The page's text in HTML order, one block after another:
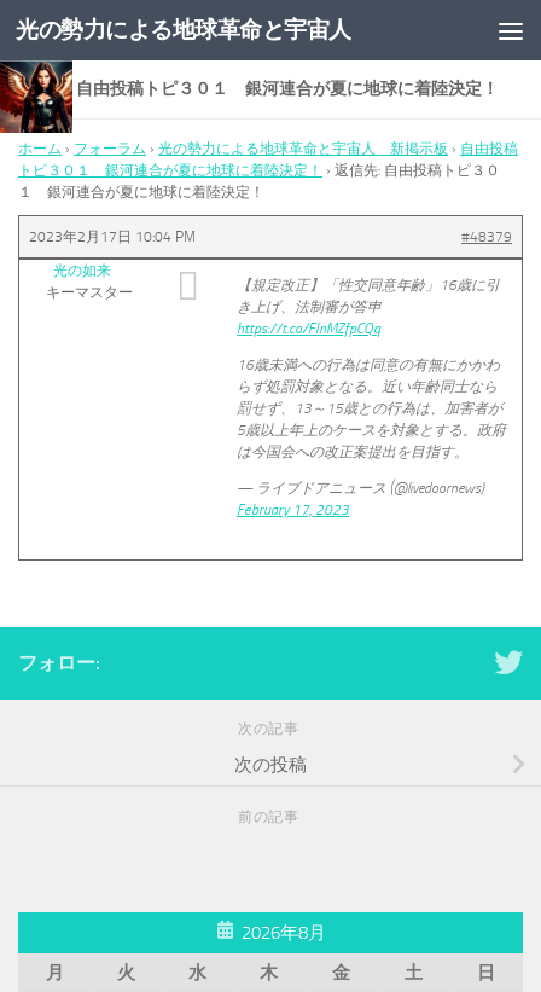
コンテンツへスキップ
光の勢力による地球革命と宇宙人
返信先: 自由投稿トピ３０１ 銀河連合が夏に地球に着陸決定！
ホーム › フォーラム › 光の勢力による地球革命と宇宙人 新掲示板 › 自由投稿
トピ３０１ 銀河連合が夏に地球に着陸決定！
› 返信先: 自由投稿トピ３０
１ 銀河連合が夏に地球に着陸決定！
2023年2月17日 10:04 PM
#48379
光の如来
キーマスター
【規定改正】「性交同意年齢」16歳に引
き上げ、法制審が答申
https://t.co/FInMZfpCQq
16歳未満への行為は同意の有無にかかわ
らず処罰対象となる。近い年齢同士なら
罰せず、13～15歳との行為は、加害者が
5歳以上年上のケースを対象とする。政府
は今国会への改正案提出を目指す。
— ライブドアニュース (@livedoornews)
February 17, 2023
フォロー:
次の記事
次の投稿
前の記事
2026年8月
月
火 水 木 金 土
日